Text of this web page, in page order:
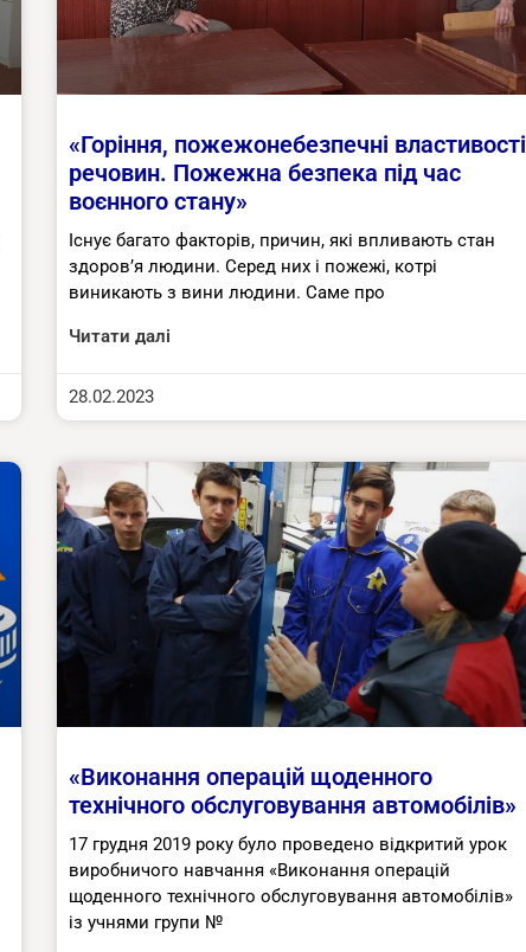
«Горіння, пожежонебезпечні властивості
речовин. Пожежна безпека під час
воєнного стану»
Існує багато факторів, причин, які впливають стан
здоров’я людини. Серед них і пожежі, котрі
виникають з вини людини. Саме про
Читати далі
28.02.2023
«Виконання операцій щоденного
технічного обслуговування автомобілів»
17 грудня 2019 року було проведено відкритий урок
виробничого навчання «Виконання операцій
щоденного технічного обслуговування автомобілів»
із учнями групи №